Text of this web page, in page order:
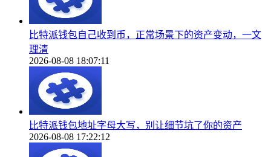
比特派钱包自己收到币，正常场景下的资产变动，一文
理清
2026-08-08 18:07:11
比特派钱包地址字母大写，别让细节坑了你的资产
2026-08-08 17:22:12